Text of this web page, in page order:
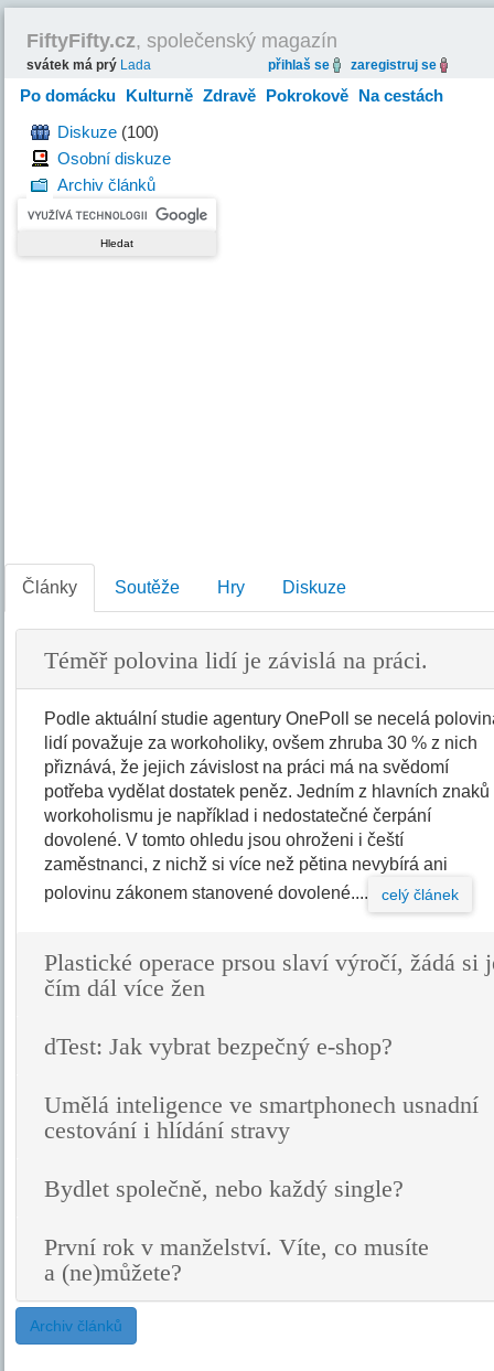
FiftyFifty.cz, společenský magazín
svátek má prý Lada přihlaš se zaregistruj se
Po domácku Kulturně Zdravě Pokrokově Na cestách
HravěDiskuze (100)
Osobní diskuze
Archiv článků
Články Soutěže Hry Diskuze
Téměř polovina lidí je závislá na práci.
Podle aktuální studie agentury OnePoll se necelá
lidí považuje za workoholiky, ovšem zhruba 30 % z nich
přiznává, že jejich závislost na práci má na svědomí
potřeba vydělat dostatek peněz. Jedním z hlavních znaků
workoholismu je například i nedostatečné čerpání
dovolené. V tomto ohledu jsou ohroženi i čeští
zaměstnanci, z nichž si více než pětina nevybírá ani
polovinu zákonem stanovené dovolené....
celý článek
Plastické operace prsou slaví výročí, žádá si
čím dál více žen
dTest: Jak vybrat bezpečný e-shop?
Umělá inteligence ve smartphonech usnadní
cestování i hlídání stravy
Bydlet společně, nebo každý single?
První rok v manželství. Víte, co musíte
a (ne)můžete?
Archiv článků